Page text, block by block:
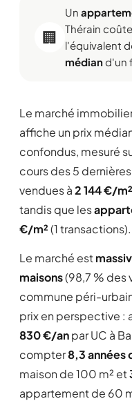
🏢
Un
Thérain
l'équivalent
médiand'un
Le marché
affiche un prix
confondus, mesuré
cours des 5
vendues à2 144 €/m²
tandis que les
€/m²(1 transactions).
Le marché est
maisons(98,7 % des
commune péri-
prix en perspective :
830 €/anpar UC à
compter8,3 années
maison de 100 m² et
appartement de 60